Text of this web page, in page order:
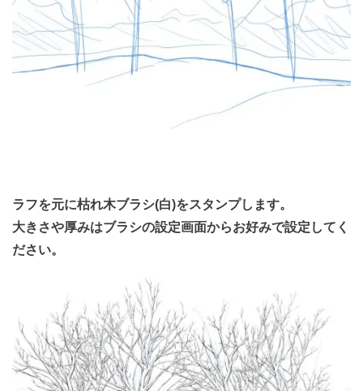
ラフを元に枯れ木ブラシ(白)をスタンプします。
大きさや厚みはブラシの設定画面からお好みで設定してく
ださい。